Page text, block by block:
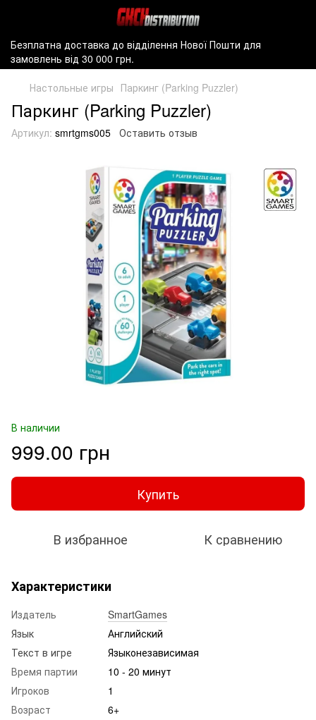
Безплатна доставка до відділення Нової Пошти для
замовлень від 30 000 грн.
Настольные игры Паркинг (Parking Puzzler)
Паркинг (Parking Puzzler)
Артикул: smrtgms005 Оставить отзыв
В наличии
999.00 грн
Купить
В избранное К сравнению
Характеристики
Издатель
SmartGames
Язык
Английский
Текст в игре
Языконезависимая
Время партии
10 - 20 минут
Игроков
1
Возраст
6+